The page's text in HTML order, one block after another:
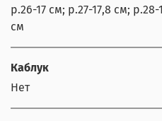
р.26-17 см; р.27-17,8 см;
см
Каблук
Нет